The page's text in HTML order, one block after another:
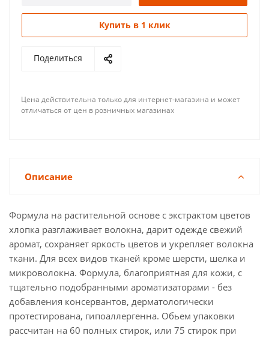
Купить в 1 клик
Поделиться
Цена действительна только для интернет-магазина и может
отличаться от цен в розничных магазинах
Описание
Формула на растительной основе с экстрактом цветов
хлопка разглаживает волокна, дарит одежде свежий
аромат, сохраняет яркость цветов и укрепляет волокна
ткани. Для всех видов тканей кроме шерсти, шелка и
микроволокна. Формула, благоприятная для кожи, с
тщательно подобранными ароматизаторами - без
добавления консервантов, дерматологически
протестирована, гипоаллергенна. Обьем упаковки
рассчитан на 60 полных стирок, или 75 стирок при